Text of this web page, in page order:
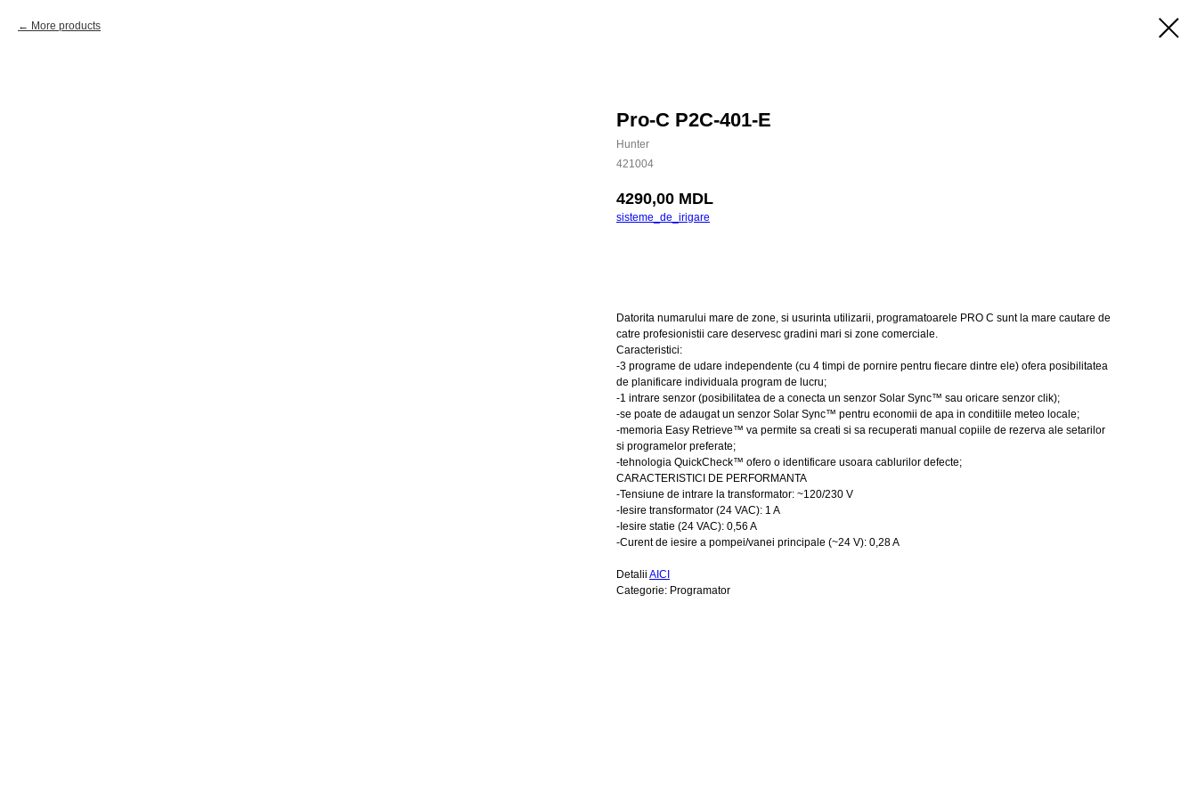
More products
Pro-C P2C-401-E
Hunter
421004
4290,00 MDL
sisteme_de_irigare
Datorita numarului mare de zone, si usurinta utilizarii, programatoarele PRO C sunt la mare cautare de
catre profesionistii care deservesc gradini mari si zone comerciale.
Caracteristici:
-3 programe de udare independente (cu 4 timpi de pornire pentru fiecare dintre ele) ofera posibilitatea
de planificare individuala program de lucru;
-1 intrare senzor (posibilitatea de a conecta un senzor Solar Sync™ sau oricare senzor clik);
-se poate de adaugat un senzor Solar Sync™ pentru economii de apa in conditiile meteo locale;
-memoria Easy Retrieve™ va permite sa creati si sa recuperati manual copiile de rezerva ale setarilor
si programelor preferate;
-tehnologia QuickCheck™ ofero o identificare usoara cablurilor defecte;
CARACTERISTICI DE PERFORMANTA
-Tensiune de intrare la transformator: ~120/230 V
-Iesire transformator (24 VAC): 1 A
-Iesire statie (24 VAC): 0,56 A
-Curent de iesire a pompei/vanei principale (~24 V): 0,28 A
Detalii AICI
Categorie: Programator